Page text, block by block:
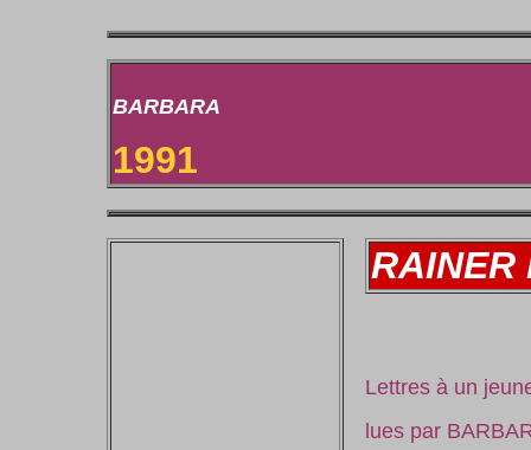
BARBARA
1991
RAINER
Lettres à un
lues par